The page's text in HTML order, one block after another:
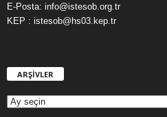
E-Posta: info@istesob.org.tr
KEP : istesob@hs03.kep.tr
ARŞİVLER